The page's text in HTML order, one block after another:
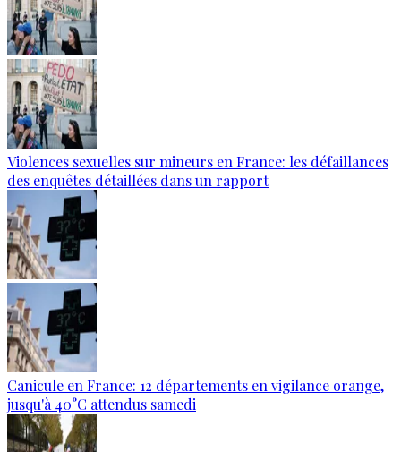
Violences sexuelles sur mineurs en France: les défaillances
des enquêtes détaillées dans un rapport
Canicule en France: 12 départements en vigilance orange,
jusqu'à 40°C attendus samedi